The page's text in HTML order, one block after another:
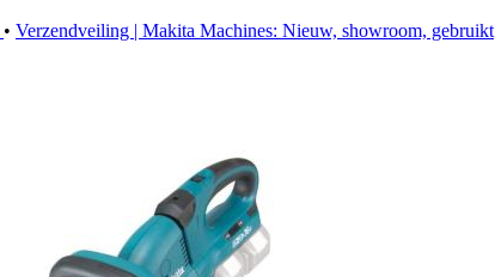
• Verzendveiling | Makita Machines: Nieuw, showroom, gebruikt